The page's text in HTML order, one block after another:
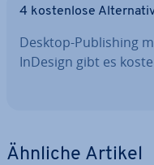
4 kos­ten­lo­se
Desktop-Pu­bli­shing
InDesign gibt es
Ähnliche Artikel